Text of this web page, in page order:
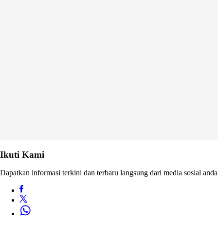
Ikuti Kami
Dapatkan informasi terkini dan terbaru langsung dari media sosial anda